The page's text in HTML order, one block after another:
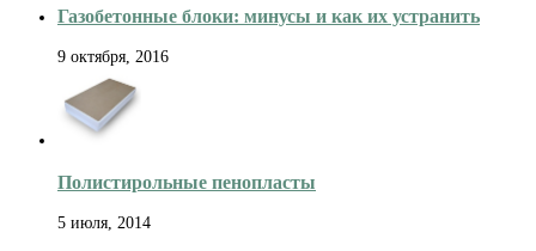
Газобетонные блоки: минусы и как их устранить
9 октября, 2016
Полистирольные пенопласты
5 июля, 2014